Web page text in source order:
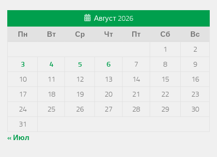
Август 2026
Пн
Вт Ср Чт Пт Сб
Вс
1
2
3
4 5 6 7 8
9
10
11 12 13 14 15
16
17
18 19 20 21 22
23
24
25 26 27 28 29
30
31
« Июл